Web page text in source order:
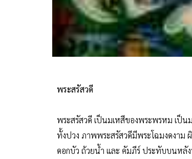
พระสรัสวดี
พระสรัสวดี เป็นมเหสีของพระพรหม เป็น
ทั้งปวง ภาพพระสรัสวดีมีพระโฉมงดงาม
ดอกบัว ถ้วยน้ำ และ คัมภีร์ ประทับบนหลั